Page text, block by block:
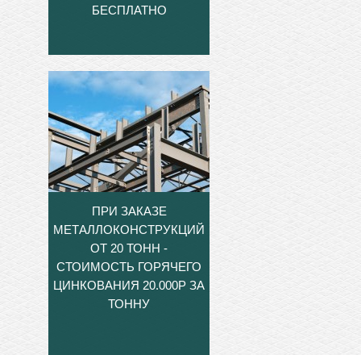
БЕСПЛАТНО
ПРИ ЗАКАЗЕ
МЕТАЛЛОКОНСТРУКЦИЙ
ОТ 20 ТОНН -
СТОИМОСТЬ ГОРЯЧЕГО
ЦИНКОВАНИЯ 20.000Р ЗА
ТОННУ